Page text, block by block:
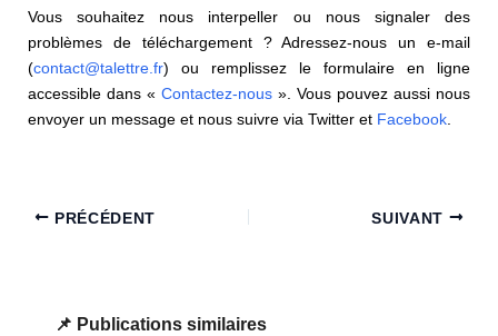
Vous souhaitez nous interpeller ou nous signaler des
problèmes de téléchargement ? Adressez-nous un e-mail
(contact@talettre.fr) ou remplissez le formulaire en ligne
accessible dans « Contactez-nous». Vous pouvez aussi nous
envoyer un message et nous suivre via Twitter et Facebook.
PRÉCÉDENT SUIVANT
Publications similaires